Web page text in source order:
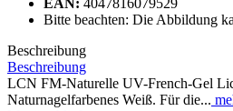
Bitte beachten: Die Abbildung
Beschreibung
Beschreibung
LCN FM-Naturelle UV-French-Gel
Naturnagelfarbenes Weiß. Für die...